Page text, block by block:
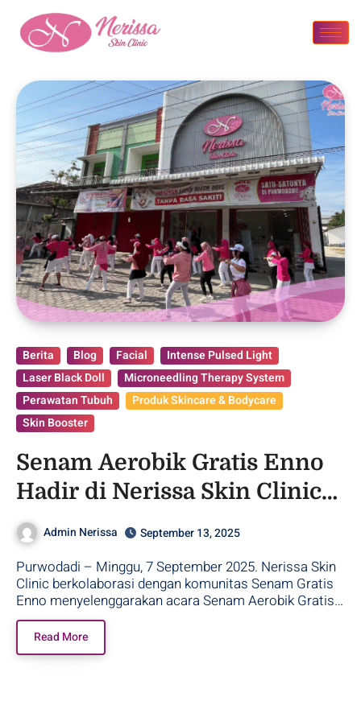
Berita Blog Facial
Intense Pulsed Light
Laser Black Doll
Microneedling Therapy System
Perawatan Tubuh
Produk Skincare & Bodycare
Skin Booster
Senam Aerobik Gratis Enno
Hadir di Nerissa Skin Clinic
Purwodadi!
Admin Nerissa September 13, 2025
Purwodadi – Minggu, 7 September 2025. Nerissa Skin
Clinic berkolaborasi dengan komunitas Senam Gratis
Enno menyelenggarakan acara Senam Aerobik Gratis…
Read More